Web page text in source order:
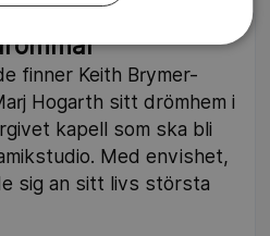
finner Keith Brymer-
Hogarth sitt drömhem i
kapell som ska bli
Med envishet,
sig an sitt livs största